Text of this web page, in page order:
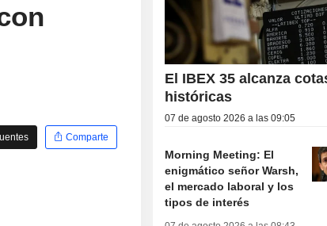
Comparte
El IBEX 35 alcanza
históricas
07 de agosto 2026 a las 09:05
Morning Meeting: El
enigmático señor Warsh,
el mercado laboral y los
tipos de interés